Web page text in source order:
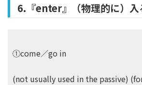
6.『enter』（物理的に）入
①come／go in
(not usually used in the passive)